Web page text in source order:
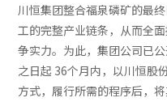
川恒集团整合福泉磷矿的最
工的完整产业链条，从而全
争实力。为此，集团公司已
之日起 36个月内，以川恒股
方式，履行所需的程序后，